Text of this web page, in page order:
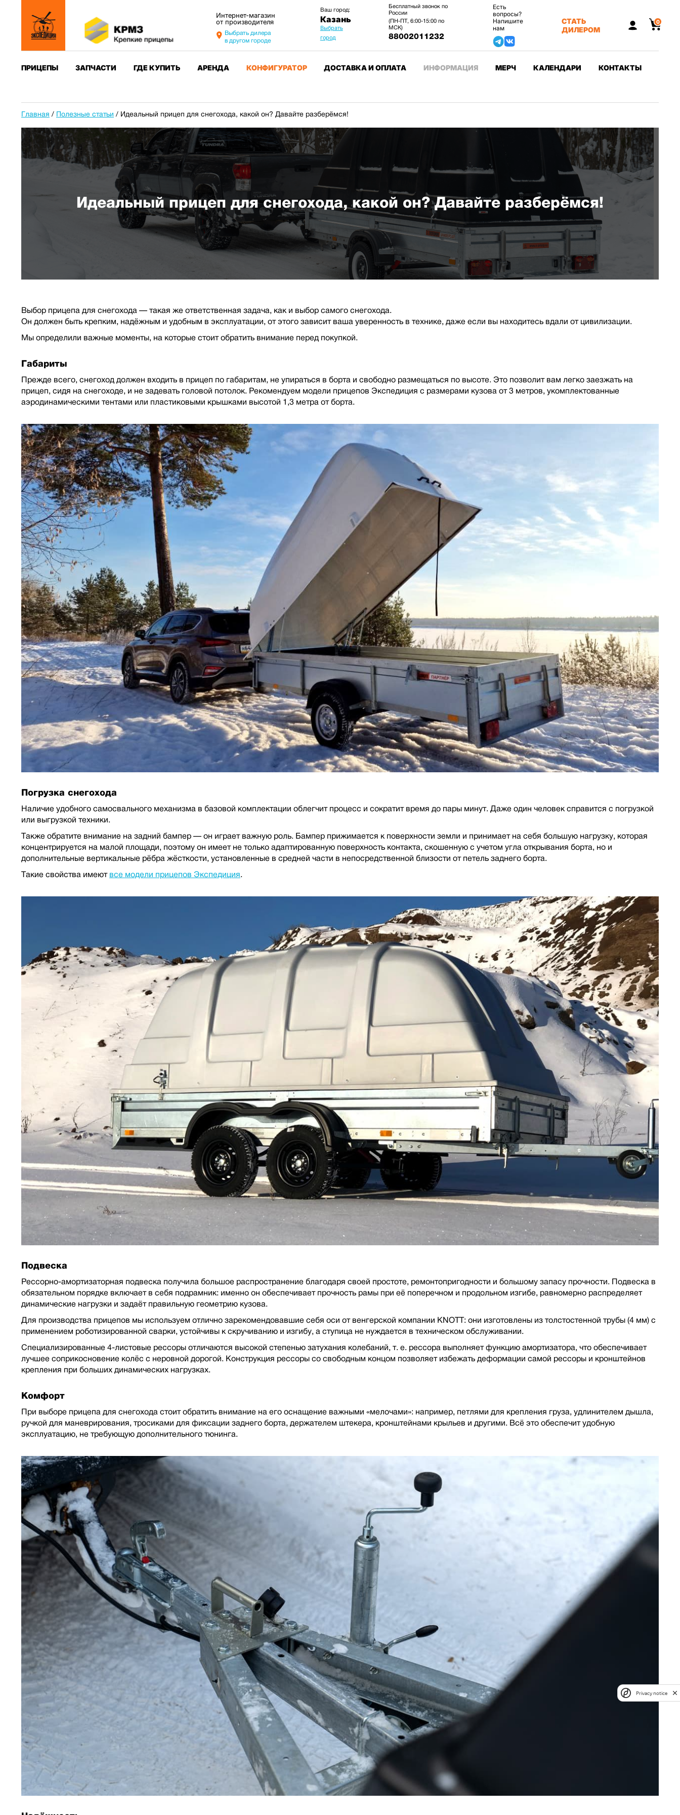
Интернет-магазин
от производителя
Выбрать дилера
в другом городе
Ваш город:
Казань
Выбрать
город
Бесплатный звонок по
России
(ПН-ПТ, 6:00-15:00 по
МСК)
88002011232
Есть
вопросы?
Напишите
нам
СТАТЬ
ДИЛЕРОМ
0
ПРИЦЕПЫ ЗАПЧАСТИ ГДЕ КУПИТЬ АРЕНДА КОНФИГУРАТОР ДОСТАВКА И ОПЛАТА ИНФОРМАЦИЯ МЕРЧ КАЛЕНДАРИ КОНТАКТЫ
Главная / Полезные статьи / Идеальный прицеп для снегохода, какой он? Давайте разберёмся!
Идеальный прицеп для снегохода, какой он? Давайте разберёмся!
Выбор прицепа для снегохода — такая же ответственная задача, как и выбор самого снегохода.
Он должен быть крепким, надёжным и удобным в эксплуатации, от этого зависит ваша уверенность в технике, даже если вы находитесь вдали от цивилизации.
Мы определили важные моменты, на которые стоит обратить внимание перед покупкой.
Габариты
Прежде всего, снегоход должен входить в прицеп по габаритам, не упираться в борта и свободно размещаться по высоте. Это позволит вам легко заезжать на
прицеп, сидя на снегоходе, и не задевать головой потолок. Рекомендуем модели прицепов Экспедиция с размерами кузова от 3 метров, укомплектованные
аэродинамическими тентами или пластиковыми крышками высотой 1,3 метра от борта.
Погрузка снегохода
Наличие удобного самосвального механизма в базовой комплектации облегчит процесс и сократит время до пары минут. Даже один человек справится с погрузкой
или выгрузкой техники.
Также обратите внимание на задний бампер — он играет важную роль. Бампер прижимается к поверхности земли и принимает на себя большую нагрузку, которая
концентрируется на малой площади, поэтому он имеет не только адаптированную поверхность контакта, скошенную с учетом угла открывания борта, но и
дополнительные вертикальные рёбра жёсткости, установленные в средней части в непосредственной близости от петель заднего борта.
Такие свойства имеют все модели прицепов Экспедиция.
Подвеска
Рессорно-амортизаторная подвеска получила большое распространение благодаря своей простоте, ремонтопригодности и большому запасу прочности. Подвеска в
обязательном порядке включает в себя подрамник: именно он обеспечивает прочность рамы при её поперечном и продольном изгибе, равномерно распределяет
динамические нагрузки и задаёт правильную геометрию кузова.
Для производства прицепов мы используем отлично зарекомендовавшие себя оси от венгерской компании KNOTT: они изготовлены из толстостенной трубы (4 мм) с
применением роботизированной сварки, устойчивы к скручиванию и изгибу, а ступица не нуждается в техническом обслуживании.
Специализированные 4-листовые рессоры отличаются высокой степенью затухания колебаний, т. е. рессора выполняет функцию амортизатора, что обеспечивает
лучшее соприкосновение колёс с неровной дорогой. Конструкция рессоры со свободным концом позволяет избежать деформации самой рессоры и кронштейнов
крепления при больших динамических нагрузках.
Комфорт
При выборе прицепа для снегохода стоит обратить внимание на его оснащение важными «мелочами»: например, петлями для крепления груза, удлинителем дышла,
ручкой для маневрирования, тросиками для фиксации заднего борта, держателем штекера, кронштейнами крыльев и другими. Всё это обеспечит удобную
эксплуатацию, не требующую дополнительного тюнинга.
Privacy notice